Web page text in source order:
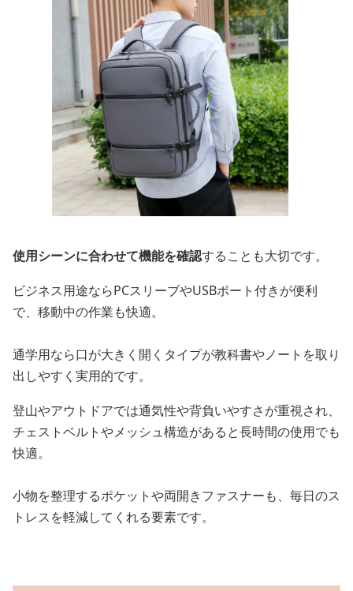
使用シーンに合わせて機能を確認することも大切です。
ビジネス用途ならPCスリーブやUSBポート付きが便利
で、移動中の作業も快適。
通学用なら口が大きく開くタイプが教科書やノートを取り
出しやすく実用的です。
登山やアウトドアでは通気性や背負いやすさが重視され、
チェストベルトやメッシュ構造があると長時間の使用でも
快適。
小物を整理するポケットや両開きファスナーも、毎日のス
トレスを軽減してくれる要素です。